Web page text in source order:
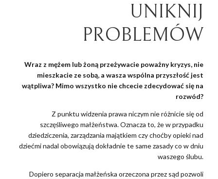
UNIKNIJ
PROBLEMÓW
Wraz z mężem lub żoną przeżywacie poważny kryzys, nie
mieszkacie ze sobą, a wasza wspólna przyszłość jest
wątpliwa? Mimo wszystko nie chcecie zdecydować się na
rozwód?
Z punktu widzenia prawa niczym nie różnicie się od
szczęśliwego małżeństwa. Oznacza to, że w przypadku
dziedziczenia, zarządzania majątkiem czy choćby opieki nad
dziećmi nadal obowiązują dokładnie te same zasady co w dniu
waszego ślubu.
Dopiero separacja małżeńska orzeczona przez sąd pozwoli